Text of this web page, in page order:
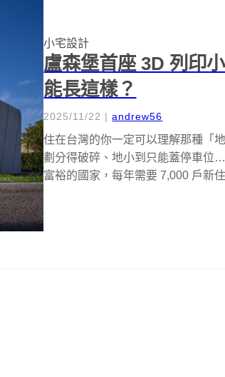
小宅設計
盧森堡首座 3D 列印
能長這樣？
2025/11/22 |andrew56
住在台灣的你一定可以理解那種「
劃分得破碎、地小到只能蓋停車位
富裕的國家，每年需要 7,000 戶新